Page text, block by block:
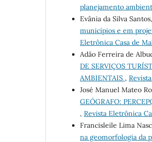
planejamento
Evânia da Silva
municípios e em
Eletrônica Casa de
Adão Ferreira de
DE SERVIÇOS
AMBIENTAIS ,
José Manuel Mateo
GEÓGRAFO:
, Revista Eletrônica
Francisleile Lima
na geomorfologia da